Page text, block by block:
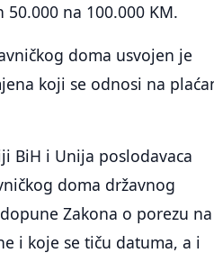
na 100.000 KM.
doma usvojen je
koji se odnosi na
BiH i Unija poslodavaca
doma državnog
Zakona o porezu na
i koje se tiču datuma, a i